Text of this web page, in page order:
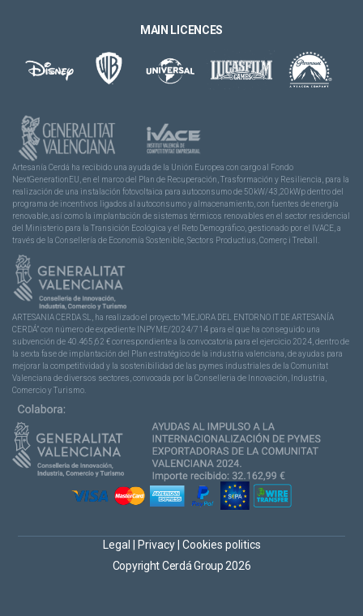
MAIN LICENCES
Artesanía Cerdá ha recibido una ayuda de la Unión Europea con cargo al Fondo
NextGenerationEU, en el marco del Plan de Recuperación, Trasformación y Resiliencia, para la
realización de una instalación fotovoltaica para autoconsumo de 50kW/43,20kWp dentro del
programa de incentivos ligados al autoconsumo y almacenamiento, con fuentes de energía
renovable, así como la implantación de sistemas térmicos renovables en el sector residencial
del Ministerio para la Transición Ecológica y el Reto Demográfico, gestionado por el IVACE, a
través de la Consellería de Economía Sostenible, Sectors Productius, Comerç i Treball.
ARTESANIA CERDA SL, ha realizado el proyecto “MEJORA DEL ENTORNO IT DE ARTESANÍA
CERDÁ” con número de expediente INPYME/2024/714 para el que ha conseguido una
subvención de 40.465,62 € correspondiente a la convocatoria para el ejercicio 2024, dentro de
la sexta fase de implantación del Plan estratégico de la industria valenciana, de ayudas para
mejorar la competitividad y la sostenibilidad de las pymes industriales de la Comunitat
Valenciana de diversos sectores, convocada por la Conselleria de Innovación, Industria,
Comercio y Turismo.
Copyright Cerdá Group 2026
Legal Privacy Cookies politics